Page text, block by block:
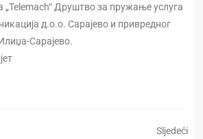
„Telemach“ Друштво за пружање услуга
д.о.о. Сарајево и привредног
Сарајево.
Sljedeći